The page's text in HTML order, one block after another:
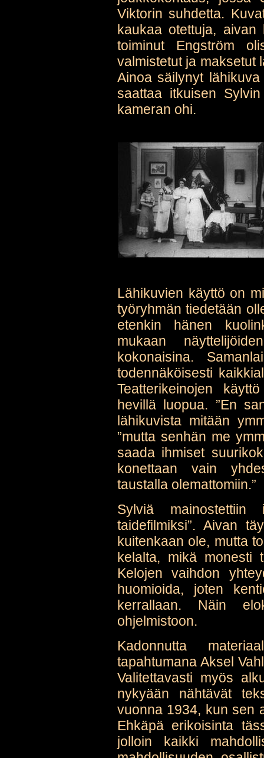
Viktorin suhdetta.
kaukaa otettuja, aivan
toiminut Engström
valmistetut ja maksetut
Ainoa säilynyt
saattaa itkuisen
kameran ohi.
Lähikuvien käyttö on
työryhmän tiedetään
etenkin hänen
mukaan
kokonaisina.
todennäköisesti
Teatterikeinojen
hevillä luopua. ”En
lähikuvista mitään
”mutta senhän me
saada ihmiset
konettaan vain
taustalla olemattomiin.”
Sylviä mainostettiin
taidefilmiksi”. Aivan
kuitenkaan ole, mutta
kelalta, mikä monesti
Kelojen vaihdon
huomioida, joten
kerrallaan. Näin
ohjelmistoon.
Kadonnutta
tapahtumana Aksel
Valitettavasti myös
nykyään nähtävät
vuonna 1934, kun sen
Ehkäpä erikoisinta
jolloin kaikki